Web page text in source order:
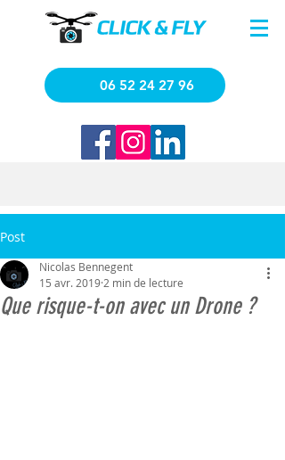
06 52 24 27 96
Post
Que risque-t-on avec un Drone ?
Nicolas Bennegent
15 avr. 2019 2 min de lecture